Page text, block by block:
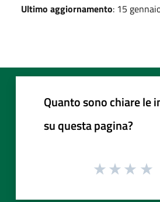
Ultimo aggiornamento: 15
Quanto sono chiare le
su questa pagina?